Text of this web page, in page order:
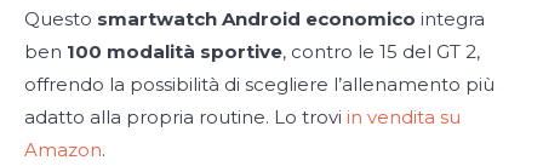
Questo smartwatch Android economico integra
ben 100 modalità sportive, contro le 15 del GT 2,
offrendo la possibilità di scegliere l’allenamento più
adatto alla propria routine. Lo trovi in vendita su
Amazon.